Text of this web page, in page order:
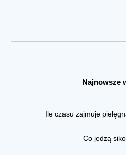
Najnowsze
Ile czasu zajmuje
Co jedzą